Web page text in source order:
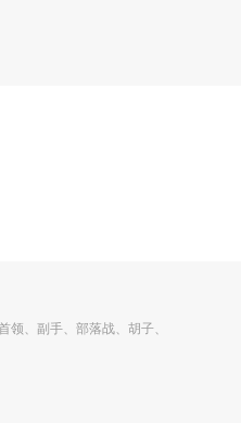
、副手、部落战、胡子、